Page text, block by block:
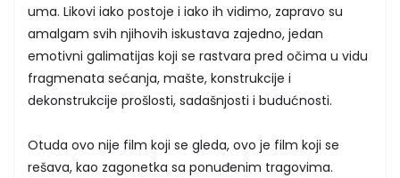
uma. Likovi iako postoje i iako ih vidimo, zapravo su
amalgam svih njihovih iskustava zajedno, jedan
emotivni galimatijas koji se rastvara pred očima u vidu
fragmenata sećanja, mašte, konstrukcije i
dekonstrukcije prošlosti, sadašnjosti i budućnosti.
Otuda ovo nije film koji se gleda, ovo je film koji se
rešava, kao zagonetka sa ponuđenim tragovima.